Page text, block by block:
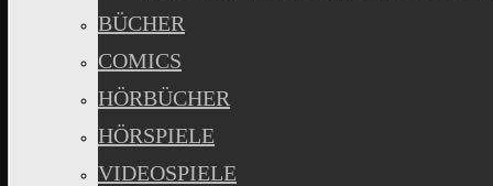
BÜCHER
COMICS
HÖRBÜCHER
HÖRSPIELE
VIDEOSPIELE